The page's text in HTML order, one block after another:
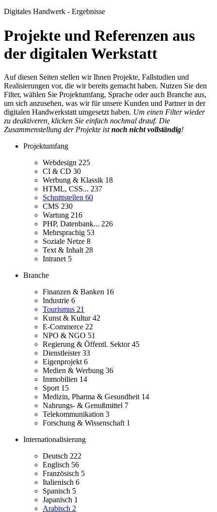
Digitales Handwerk - Ergebnisse
Projekte und Referenzen aus
der digitalen Werkstatt
Auf diesen Seiten stellen wir Ihnen Projekte, Fallstudien und
Realisierungen vor, die wir bereits gemacht haben. Nutzen Sie den
Filter, wählen Sie Projektumfang, Sprache oder auch Branche aus,
um sich anzusehen, was wir für unsere Kunden und Partner in der
digitalen Handwerkstatt umgesetzt haben. Um einen Filter wieder
zu deaktiveren, klicken Sie einfach nochmal drauf. Die
Zusammenstellung der Projekte istnoch nicht vollständig!
Projektumfang
Webdesign 225
CI & CD 30
Werbung & Klassik 18
HTML, CSS... 237
Schnittstellen 60
CMS 230
Wartung 216
PHP, Datenbank... 226
Mehrsprachig 53
Soziale Netze 8
Text & Inhalt 28
Intranet 5
Branche
Finanzen & Banken 16
Industrie 6
Tourismus 21
Kunst & Kultur42
E-Commerce 22
NPO & NGO 51
Regierung & Öffentl. Sektor45
Dienstleister33
Eigenprojekt 6
Medien & Werbung 36
Immobilien 14
Sport 15
Medizin, Pharma & Gesundheit 14
Nahrungs- & Genußmittel 7
Telekommunikation 3
Forschung & Wissenschaft 1
Internationalisierung
Deutsch 222
Englisch 56
Französisch 5
Italienisch 6
Spanisch 5
Japanisch 1
Arabisch 2